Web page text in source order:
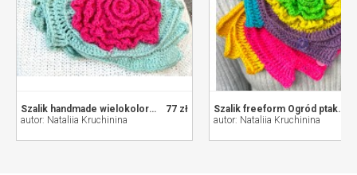
77 zł
Szalik handmade wielokolorowy Róża z miętą
autor: Nataliia Kruchinina
Szalik freeform Ogród ptaków Edenu
autor: Nataliia Kruchinina